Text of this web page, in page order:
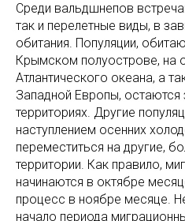
Среди вальдшнепов
так и перелетные виды, в
обитания. Популяции,
Крымском полуострове, на
Атлантического океана, а
Западной Европы,
территориях. Другие
наступлением осенних
переместиться на другие,
территории. Как правило,
начинаются в октябре
процесс в ноябре месяце.
начало периода